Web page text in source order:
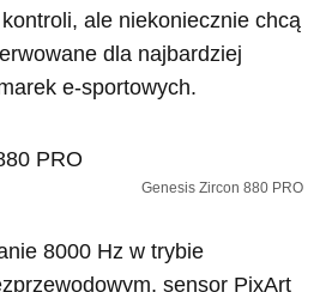
ale niekoniecznie chcą
dla najbardziej
e-sportowych.
Genesis Zircon 880 PRO
8000 Hz w trybie
sensor PixArt